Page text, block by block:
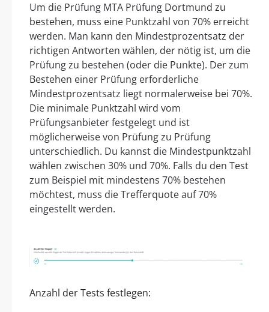
Um die Prüfung MTA Prüfung Dortmund zu
bestehen, muss eine Punktzahl von 70% erreicht
werden. Man kann den Mindestprozentsatz der
richtigen Antworten wählen, der nötig ist, um die
Prüfung zu bestehen (oder die Punkte). Der zum
Bestehen einer Prüfung erforderliche
Mindestprozentsatz liegt normalerweise bei 70%.
Die minimale Punktzahl wird vom
Prüfungsanbieter festgelegt und ist
möglicherweise von Prüfung zu Prüfung
unterschiedlich. Du kannst die Mindestpunktzahl
wählen zwischen 30% und 70%. Falls du den Test
zum Beispiel mit mindestens 70% bestehen
möchtest, muss die Trefferquote auf 70%
eingestellt werden.
Anzahl der Tests festlegen: